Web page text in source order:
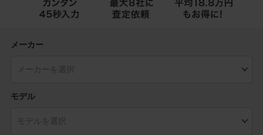
メーカー
モデル